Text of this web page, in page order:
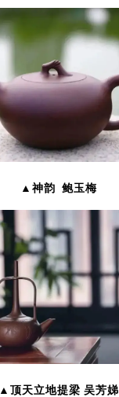
▲神韵 鲍玉梅
▲顶天立地提梁 吴芳娣